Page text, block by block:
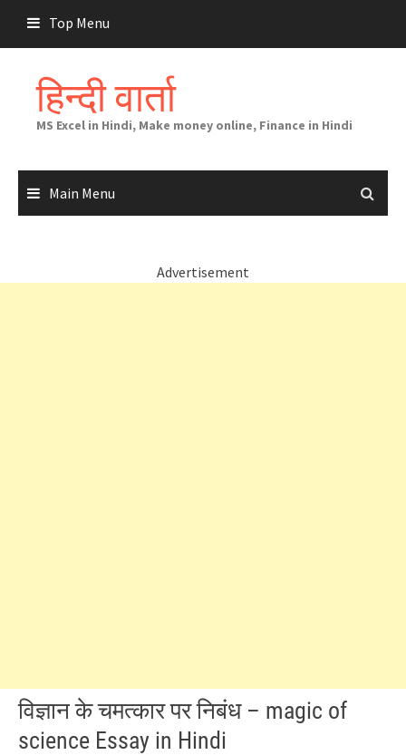
content
Top Menu
हिन्दी वार्ता
MS Excel in Hindi, Make money online, Finance in Hindi
Main Menu
Advertisement
विज्ञान के चमत्कार पर निबंध – magic of
science Essay in Hindi